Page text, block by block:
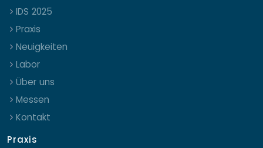
IDS 2025
Praxis
Neuigkeiten
Labor
Über uns
Messen
Kontakt
Praxis